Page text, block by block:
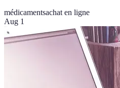
médicamentsachat en ligne
Aug 1